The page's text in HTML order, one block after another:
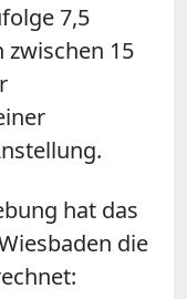
7,5
15
hat das
die